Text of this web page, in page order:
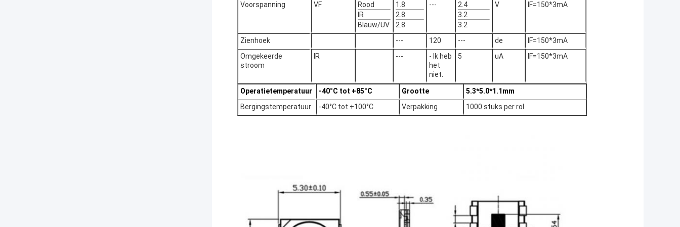
Voorspanning VF
Rood
IR
Blauw/UV
1.8
2.8
2.8
---
2.4
3.2
3.2
V IF=150*3mA
Zienhoek --- 120 --- de IF=150*3mA
Omgekeerde
stroom
IR ---
- Ik heb
het
niet.
5 uA IF=150*3mA
Operatietemperatuur -40°C tot +85°C Grootte
5.3*5.0*1.1mm
Bergingstemperatuur
-40°C tot +100°C Verpakking 1000 stuks per rol